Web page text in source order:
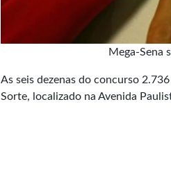
Mega-Sena
As seis dezenas do concurso 2.736
Sorte, localizado na Avenida